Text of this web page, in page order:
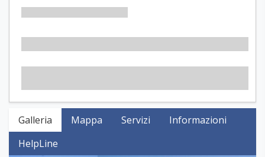
Galleria Mappa Servizi
Informazioni
HelpLine